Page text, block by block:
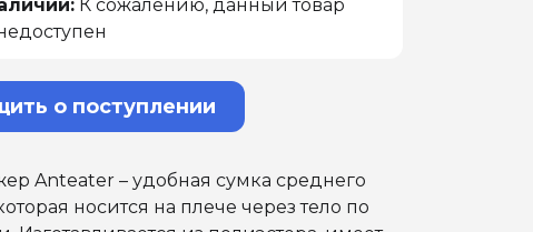
К сожалению, данный товар
о поступлении
Anteater – удобная сумка среднего
носится на плече через тело по